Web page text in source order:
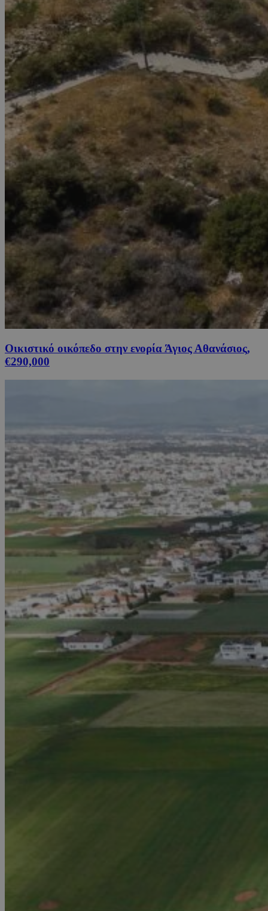
Οικιστικό οικόπεδο στην ενορία Άγιος Αθανάσιος,
€290,000